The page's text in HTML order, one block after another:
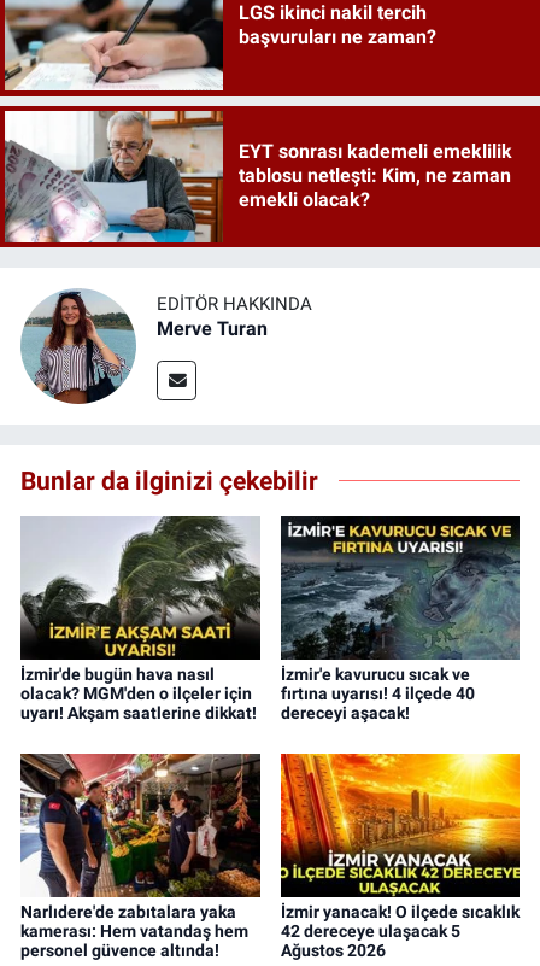
LGS ikinci nakil tercih
başvuruları ne zaman?
EYT sonrası kademeli emeklilik
tablosu netleşti: Kim, ne zaman
emekli olacak?
EDITÖR HAKKINDA
Merve Turan
Bunlar da ilginizi çekebilir
İzmir'de bugün hava nasıl
olacak? MGM'den o ilçeler için
uyarı! Akşam saatlerine dikkat!
İzmir'e kavurucu sıcak ve
fırtına uyarısı! 4 ilçede 40
dereceyi aşacak!
Narlıdere'de zabıtalara yaka
kamerası: Hem vatandaş hem
personel güvence altında!
İzmir yanacak! O ilçede sıcaklık
42 dereceye ulaşacak 5
Ağustos 2026